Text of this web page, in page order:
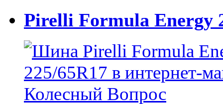
Pirelli Formula Energy